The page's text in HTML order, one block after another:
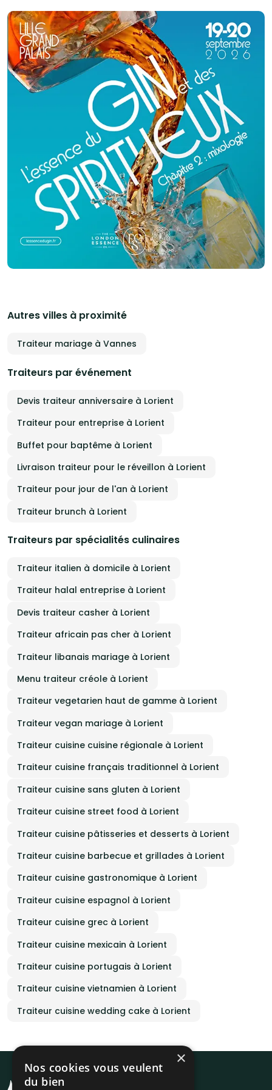
réalisés dans leur globalité par nos équipes ; produits frais arrivés bruts
et cuisinés. Les produits frais ne sont achetés qu’en fonction des
fabrications prévues.
Autres villes à proximité
Traiteur mariage à Vannes
Traiteurs par événement
Devis traiteur anniversaire à Lorient
Traiteur pour entreprise à Lorient
Buffet pour baptême à Lorient
Livraison traiteur pour le réveillon à Lorient
Traiteur pour jour de l'an à Lorient
Traiteur brunch à Lorient
Traiteurs par spécialités culinaires
Traiteur italien à domicile à Lorient
Traiteur halal entreprise à Lorient
Devis traiteur casher à Lorient
Traiteur africain pas cher à Lorient
Traiteur libanais mariage à Lorient
Menu traiteur créole à Lorient
Traiteur vegetarien haut de gamme à Lorient
Traiteur vegan mariage à Lorient
Traiteur cuisine cuisine régionale à Lorient
Traiteur cuisine français traditionnel à Lorient
Traiteur cuisine sans gluten à Lorient
Traiteur cuisine street food à Lorient
Traiteur cuisine pâtisseries et desserts à Lorient
Traiteur cuisine barbecue et grillades à Lorient
Traiteur cuisine gastronomique à Lorient
Traiteur cuisine espagnol à Lorient
Traiteur cuisine grec à Lorient
Traiteur cuisine mexicain à Lorient
Traiteur cuisine portugais à Lorient
Traiteur cuisine vietnamien à Lorient
Traiteur cuisine wedding cake à Lorient
×
Nos cookies vous veulent
du bien